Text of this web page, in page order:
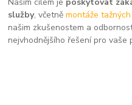
služby, včetněmontáže
našim zkušenostem a
nejvhodnějšího řešení pro vaše